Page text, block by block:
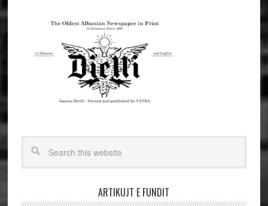
ARTIKUJT E FUNDIT